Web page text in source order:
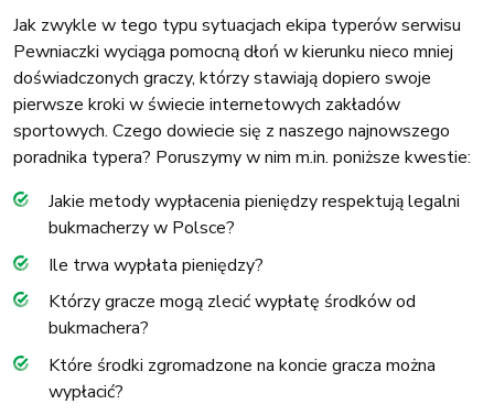
Jak zwykle w tego typu sytuacjach ekipa typerów serwisu
Pewniaczki wyciąga pomocną dłoń w kierunku nieco mniej
doświadczonych graczy, którzy stawiają dopiero swoje
pierwsze kroki w świecie internetowych zakładów
sportowych. Czego dowiecie się z naszego najnowszego
poradnika typera? Poruszymy w nim m.in. poniższe kwestie:
Jakie metody wypłacenia pieniędzy respektują legalni
bukmacherzy w Polsce?
Ile trwa wypłata pieniędzy?
Którzy gracze mogą zlecić wypłatę środków od
bukmachera?
Które środki zgromadzone na koncie gracza można
wypłacić?